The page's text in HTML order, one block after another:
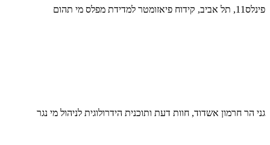
פינלס11, תל אביב, קידוח פיאזומטר למדידת מפלס מי תהום
גני הר חרמון אשדוד, חוות דעת ותוכנית הידרולוגית לניהול מי נגר